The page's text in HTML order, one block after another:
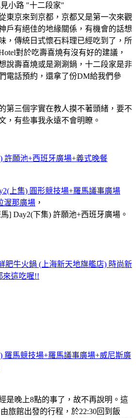
小路 "十二段家"
東京來到京都，京都又是第一次來觀
戶有絕佳的地緣關係，有機會的話想
，傳統日式懷石料理已經吃到了，所
對於吃壽喜燒有沒有好的建議，
說壽喜燒或是涮涮鍋，十二段家是非
電話預約，還拿了份DM給我們參
第三個字實在教人摸不著頭緒 ，要不
，有些事我永遠不會明瞭。
許願池+西班牙廣場+義式晚餐
上集) 圓形競技場+羅馬議事廣場
渥那廣場 ，
] Day2(下集) 許願池+西班牙廣場。
肥牛火鍋 (上海新天地旗艦店) 時尚新
來這吃喔!!
羅馬競技場+羅馬議事廣場+威尼斯廣
是晚上8點的事了，故不再說明。這
旅館出發的行程，於22:30回到飯